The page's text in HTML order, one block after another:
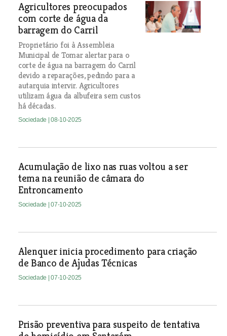
Agricultores preocupados
com corte de água da
barragem do Carril
Proprietário foi à Assembleia
Municipal de Tomar alertar para o
corte de água na barragem do Carril
devido a reparações, pedindo para a
autarquia intervir. Agricultores
utilizam água da albufeira sem custos
há décadas.
Sociedade | 08-10-2025
Acumulação de lixo nas ruas voltou a ser
tema na reunião de câmara do
Entroncamento
Sociedade | 07-10-2025
Alenquer inicia procedimento para criação
de Banco de Ajudas Técnicas
Sociedade | 07-10-2025
Prisão preventiva para suspeito de tentativa